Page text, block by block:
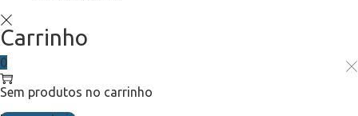
Carrinho
0
Sem produtos no carrinho